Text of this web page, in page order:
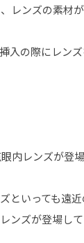
レンズの素材
入の際にレン
内レンズが登
といっても遠
ンズが登場して